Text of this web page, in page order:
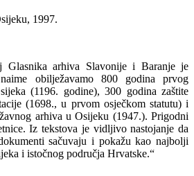
1997.
Glasnika arhiva Slavonije i Baranje je
obilježavamo 800 godina prvog
(1196. godine), 300 godina zaštite
(1698., u prvom osječkom statutu) i
arhiva u Osijeku (1947.). Prigodni
Iz tekstova je vidljivo nastojanje da
sačuvaju i pokažu kao najbolji
i istočnog područja Hrvatske.“